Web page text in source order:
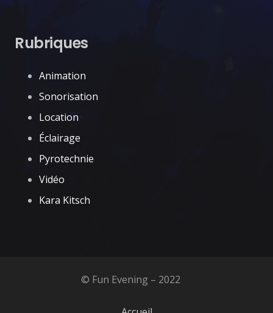
Rubriques
Animation
Sonorisation
Location
Éclairage
Pyrotechnie
Vidéo
Kara Kitsch
© Fun Evening – 2022